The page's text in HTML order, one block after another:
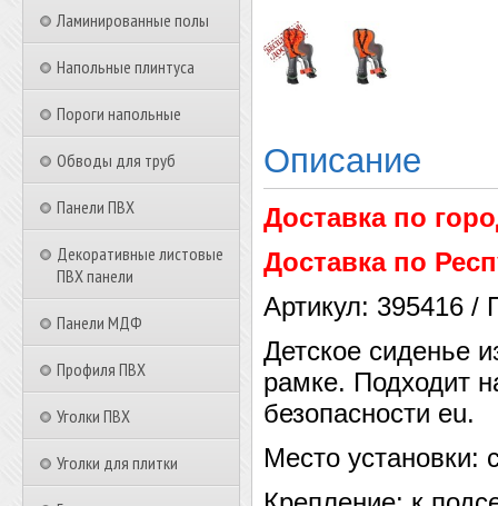
Ламинированные полы
Напольные плинтуса
Пороги напольные
Обводы для труб
Панели ПВХ
Декоративные листовые
ПВХ панели
Панели МДФ
Профиля ПВХ
Уголки ПВХ
Уголки для плитки
Описание
Доставка по
Доставка по
Артикул: 395416 /
Детское сиденье
рамке. Подходит
безопасности eu.
Место установки: